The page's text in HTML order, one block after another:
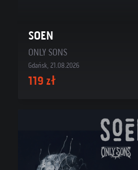
SOEN
ONLY SONS
Gdańsk, 21.08.2026
119 zł